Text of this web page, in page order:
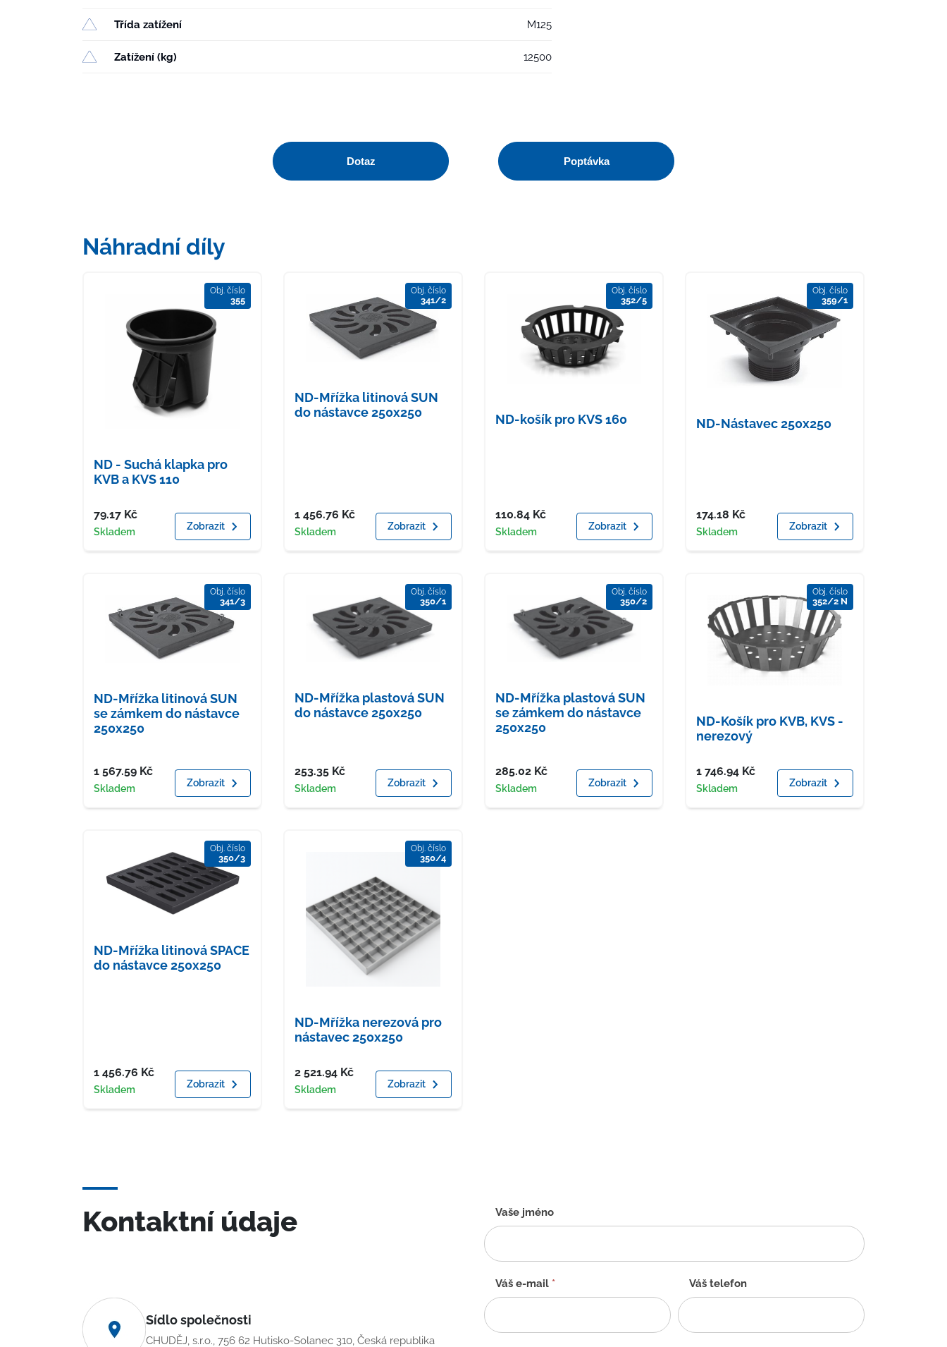
Třída zatížení M125
Zatížení (kg) 12500
Dotaz Poptávka
Náhradní díly
Obj. číslo
355
ND - Suchá klapka pro
KVB a KVS 110
Cena
79.17 Kč
Dostupnost
Skladem Zobrazit
Obj. číslo
341/2
ND-Mřížka litinová SUN
do nástavce 250x250
Cena
1 456.76 Kč
Dostupnost
Skladem Zobrazit
Obj. číslo
352/5
ND-košík pro KVS 160
Cena
110.84 Kč
Dostupnost
Skladem Zobrazit
Obj. číslo
359/1
ND-Nástavec 250x250
Cena
174.18 Kč
Dostupnost
Skladem Zobrazit
Obj. číslo
341/3
ND-Mřížka litinová SUN
se zámkem do nástavce
250x250
Cena
1 567.59 Kč
Dostupnost
Skladem Zobrazit
Obj. číslo
350/1
ND-Mřížka plastová SUN
do nástavce 250x250
Cena
253.35 Kč
Dostupnost
Skladem Zobrazit
Obj. číslo
350/2
ND-Mřížka plastová SUN
se zámkem do nástavce
250x250
Cena
285.02 Kč
Dostupnost
Skladem Zobrazit
Obj. číslo
352/2 N
ND-Košík pro KVB, KVS -
nerezový
Cena
1 746.94 Kč
Dostupnost
Skladem Zobrazit
Obj. číslo
350/3
ND-Mřížka litinová SPACE
do nástavce 250x250
Cena
1 456.76 Kč
Dostupnost
Skladem Zobrazit
Obj. číslo
350/4
ND-Mřížka nerezová pro
nástavec 250x250
Cena
2 521.94 Kč
Dostupnost
Skladem Zobrazit
Kontaktní údaje
Sídlo společnosti
CHUDĚJ, s.r.o., 756 62 Hutisko-Solanec 310, Česká republika
Kontaktní
formulář
-
CZ
Vaše jméno
Váš e-mail * Váš telefon